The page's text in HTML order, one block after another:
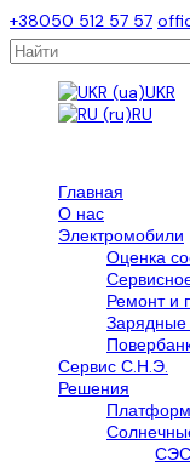
+38050 512 57 57
UKR
RU
Главная
О нас
Электромобили
Оценка
Ремонт и
Зарядные
Сервис С.Н.Э.
Решения
СЭС